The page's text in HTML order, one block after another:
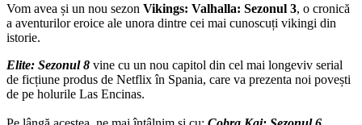
Vom avea și un nou sezon Vikings: Valhalla: Sezonul 3, o cronică
a aventurilor eroice ale unora dintre cei mai cunoscuți vikingi din
istorie.
Elite: Sezonul 8 vine cu un nou capitol din cel mai longeviv serial
de ficțiune produs de Netflix în Spania, care va prezenta noi povești
de pe holurile Las Encinas.